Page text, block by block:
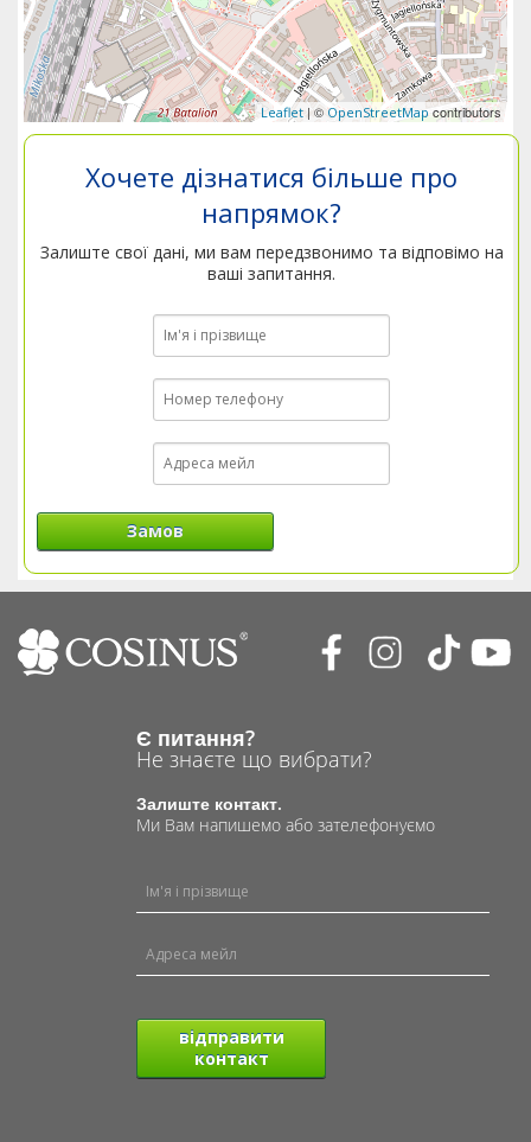
Leaflet | © OpenStreetMap contributors
Хочете дізнатися більше про
напрямок?
Залиште свої дані, ми вам передзвонимо та відповімо на
ваші запитання.
Замов
Є питання?
Не знаєте що вибрати?
Залиште контакт.
Ми Вам напишемо або зателефонуємо
відправити
контакт